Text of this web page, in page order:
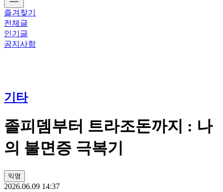
즐겨찾기
전체글
인기글
공지사항
기타
졸피뎀부터 트라조돈까지 : 나
의 불면증 극복기
익명
2026.06.09 14:37